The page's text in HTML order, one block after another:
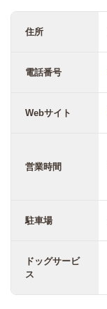
住所
電話番号
Webサイト
営業時間
駐車場
ドッグサービ
ス